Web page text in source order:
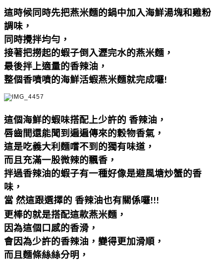
這時候同時先把燕米麵的鍋中加入海鮮湯塊和雞粉
調味，
同時攪拌均勻，
接著把撈起的蝦子倒入瀝完水的燕米麵，
最後拌上適量的香辣油，
整個香噴噴的海鮮活蝦燕米麵就完成囉!
這個海鮮的蝦味搭配上少許的 香辣油，
唇齒間還能聞到遍遍傳來的穀物香氣，
這是吃義大利麵嚐不到的獨有味道，
而且充滿一股微辣的飄香，
拌過香辣油的蝦子有一種好像是避風塘炒蟹的香
味，
當 然這跟選擇的 香辣油也有關係囉!!!
更棒的就是搭配這款燕米麵 ，
因為這個口感的香滑，
會因為少許的香辣油，變得更加滑順，
而且麵條絲絲分明，